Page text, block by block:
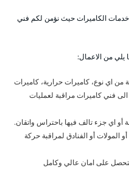
خدمات الكاميرات حيث نؤمن لكم فني
من الاعمال:
من اي نوع، كاميرات حرارية، كاميرات
فني كاميرات مراقبة لعمليات
أو اي جزء تالف فيها باحتراس واتقان.
أو الفنادق لمراقبة حركة
على امان عالي وكامل